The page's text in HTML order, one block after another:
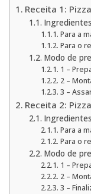
Receita 1:
Para a
Para o
Modo de
1 –
2 –
3 –
Receita 2:
Para a
Para o
Modo de
1 –
2 –
3 –